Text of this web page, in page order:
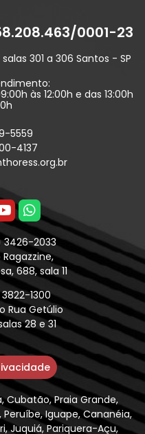
0001-23
301 a 306 Santos - SP
às 12:00h e das 13:00h
5559
4137
3426-2033
688, sala 11
1300
Rua Getúlio
28 e 31
Cubatão, Praia Grande,
Iguape, Cananéia,
Juquiá, Pariquera-Açu,